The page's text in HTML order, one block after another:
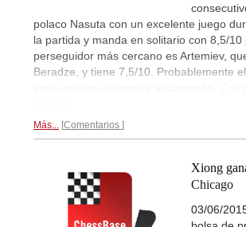
polaco Nasuta con un excelente juego
la partida y manda en solitario con 8,5/10
perseguidor más cercano es Artemiev,
Beradze, y tiene 7,5/10. Probablemente
Más... Comentarios
Xiong
Chicago
03/06/